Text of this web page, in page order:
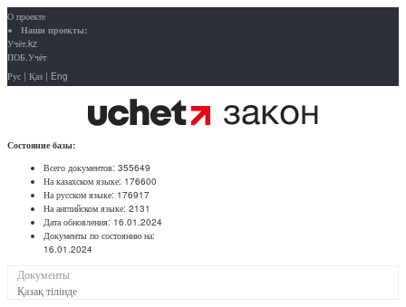
О проекте
Наши проекты:
Учёт.kz
ПОБ.Учёт
Рус | Қаз | Eng
Состояние базы:
Всего документов: 355649
На казахском языке: 176600
На русском языке: 176917
На английском языке: 2131
Дата обновления: 16.01.2024
Документы по состоянию на:
16.01.2024
Документы
Қазақ тілінде